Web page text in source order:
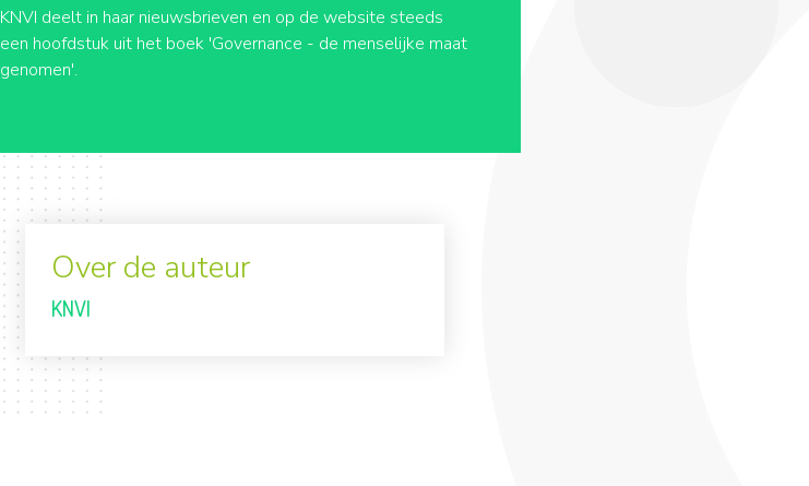
KNVI deelt in haar nieuwsbrieven en op de website steeds
een hoofdstuk uit het boek 'Governance - de menselijke maat
genomen'.
Over de auteur
KNVI